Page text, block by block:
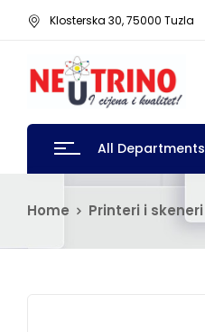
Klosterska 30, 75000 Tuzla
All Departments
Home Printeri i skeneri